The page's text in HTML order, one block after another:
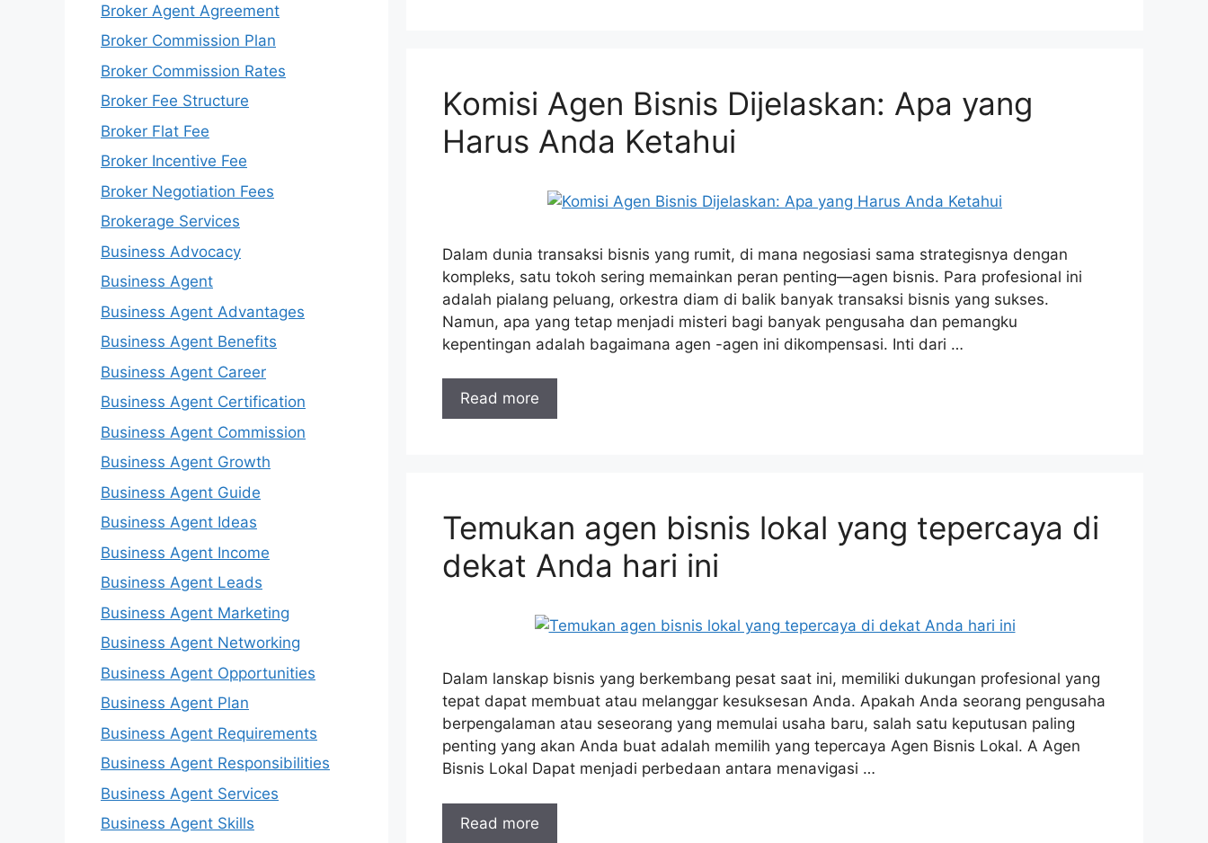
Komisi Agen Bisnis Dijelaskan: Apa yang
Harus Anda Ketahui
Dalam dunia transaksi bisnis yang rumit, di mana negosiasi sama strategisnya dengan
kompleks, satu tokoh sering memainkan peran penting—agen bisnis. Para profesional ini
adalah pialang peluang, orkestra diam di balik banyak transaksi bisnis yang sukses.
Namun, apa yang tetap menjadi misteri bagi banyak pengusaha dan pemangku
kepentingan adalah bagaimana agen -agen ini dikompensasi. Inti dari …
Read more
Temukan agen bisnis lokal yang tepercaya di
dekat Anda hari ini
Dalam lanskap bisnis yang berkembang pesat saat ini, memiliki dukungan profesional yang
tepat dapat membuat atau melanggar kesuksesan Anda. Apakah Anda seorang pengusaha
berpengalaman atau seseorang yang memulai usaha baru, salah satu keputusan paling
penting yang akan Anda buat adalah memilih yang tepercaya Agen Bisnis Lokal. A Agen
Bisnis Lokal Dapat menjadi perbedaan antara menavigasi …
Read more
Broker Agent Agreement
Broker Commission Plan
Broker Commission Rates
Broker Fee Structure
Broker Flat Fee
Broker Incentive Fee
Broker Negotiation Fees
Brokerage Services
Business Advocacy
Business Agent
Business Agent Advantages
Business Agent Benefits
Business Agent Career
Business Agent Certification
Business Agent Commission
Business Agent Growth
Business Agent Guide
Business Agent Ideas
Business Agent Income
Business Agent Leads
Business Agent Marketing
Business Agent Networking
Business Agent Opportunities
Business Agent Plan
Business Agent Requirements
Business Agent Responsibilities
Business Agent Services
Business Agent Skills